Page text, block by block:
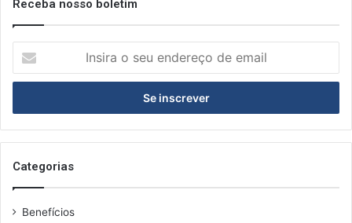
Receba nosso boletim
s
r
a
s
e
Categorias
Benefícios